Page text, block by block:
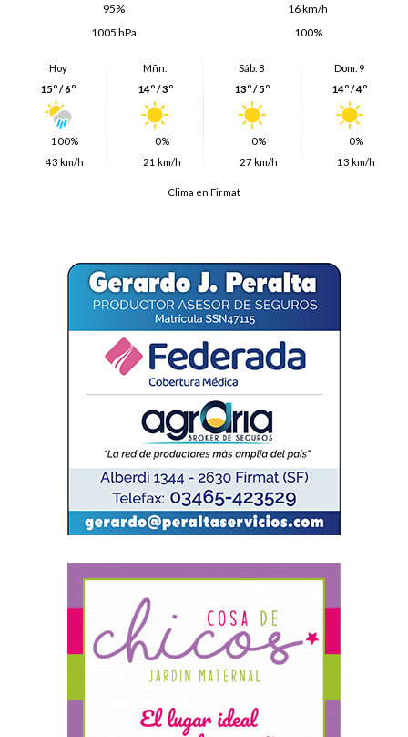
95%
16 km/h
1005 hPa
100%
Hoy
15º / 6º
100%
43 km/h
Mñn.
14º / 3º
0%
21 km/h
Sáb. 8
13º / 5º
0%
27 km/h
Dom. 9
14º / 4º
0%
13 km/h
Clima en Firmat